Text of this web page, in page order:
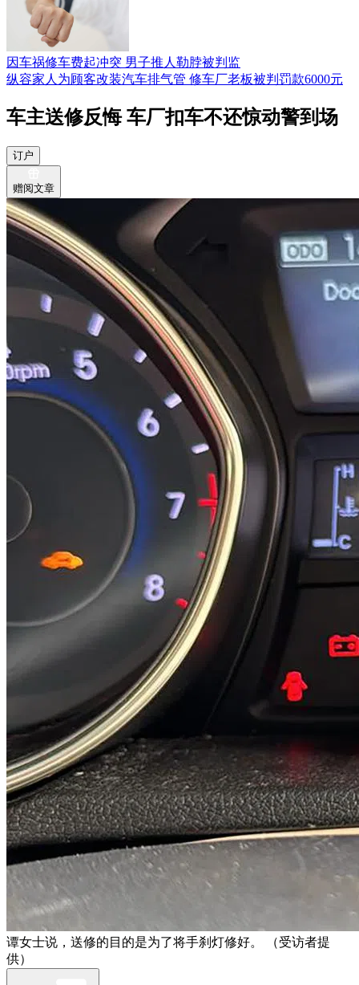
因车祸修车费起冲突 男子推人勒脖被判监
纵容家人为顾客改装汽车排气管 修车厂老板被判罚款6000元
车主送修反悔 车厂扣车不还惊动警到场
订户
赠阅文章
谭女士说，送修的目的是为了将手刹灯修好。 （受访者提
供）